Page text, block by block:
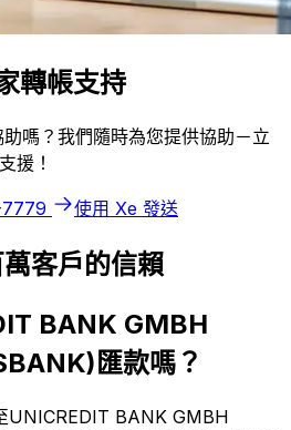
轉帳支持
嗎？我們隨時為您提供協助－立
援！
使用 Xe 發送
客戶的信賴
BANK GMBH
匯款嗎？
UNICREDIT BANK GMBH